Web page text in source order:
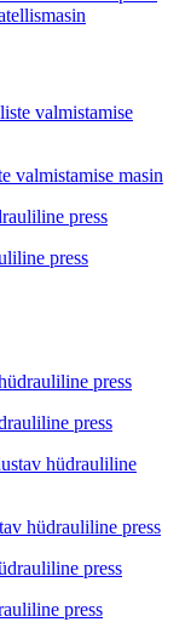
valmistamise masin
press
press
hüdrauliline press
press